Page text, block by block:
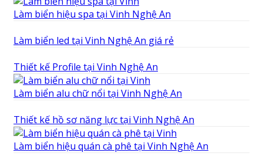
Làm biển hiệu spa tại Vinh Nghệ An
Làm biển led tại Vinh Nghệ An giá rẻ
Thiết kế Profile tại Vinh Nghệ An
Làm biển alu chữ nổi tại Vinh Nghệ An
Thiết kế hồ sơ năng lực tại Vinh Nghệ An
Làm biển hiệu quán cà phê tại Vinh Nghệ An